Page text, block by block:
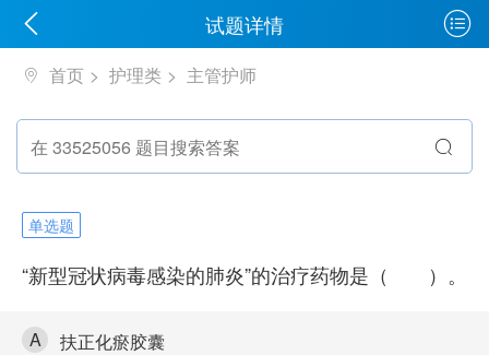
试题详情
首页 护理类 主管护师
单选题
“新型冠状病毒感染的肺炎”的治疗药物是（ ）。
A 扶正化瘀胶囊